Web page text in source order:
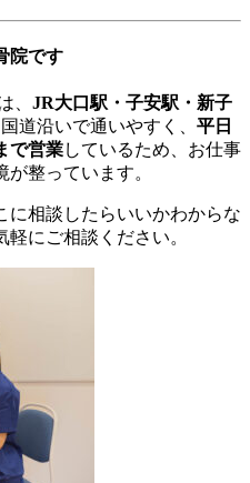
院です
、 JR大口駅・子安駅・新子
道沿いで通いやすく、 平日
で営業しているため、お仕事
整っています。
に相談したらいいかわからな
にご相談ください。